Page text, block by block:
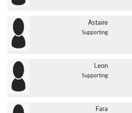
Astaire
Supporting
Leon
Supporting
Fara